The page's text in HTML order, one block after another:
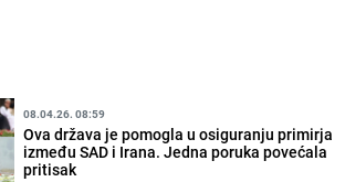
08.04.26. 08:59
Ova država je pomogla u osiguranju primirja
između SAD i Irana. Jedna poruka povećala
pritisak